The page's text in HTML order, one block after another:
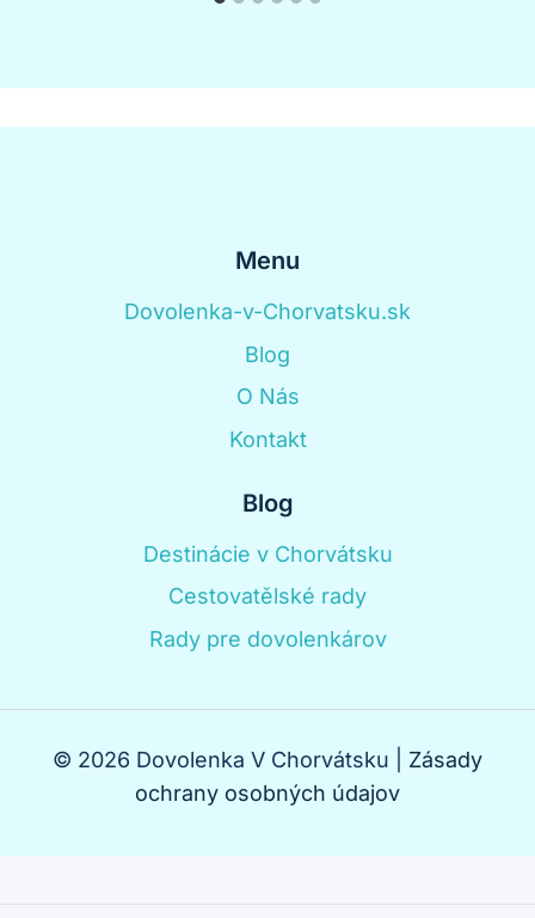
Menu
Dovolenka-v-Chorvatsku.sk
Blog
O Nás
Kontakt
Blog
Destinácie v Chorvátsku
Cestovatělské rady
Rady pre dovolenkárov
© 2026 Dovolenka V Chorvátsku | Zásady
ochrany osobných údajov